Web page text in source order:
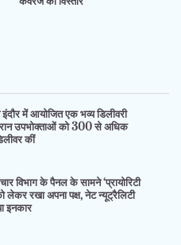
इंदौर में आयोजित एक भव्य डिलीवरी
उपभोक्ताओं को 300 से अधिक
कीं
विभाग के पैनल के सामने ‘प्रायोरिटी
लेकर रखा अपना पक्ष, नेट न्यूट्रैलिटी
इनकार